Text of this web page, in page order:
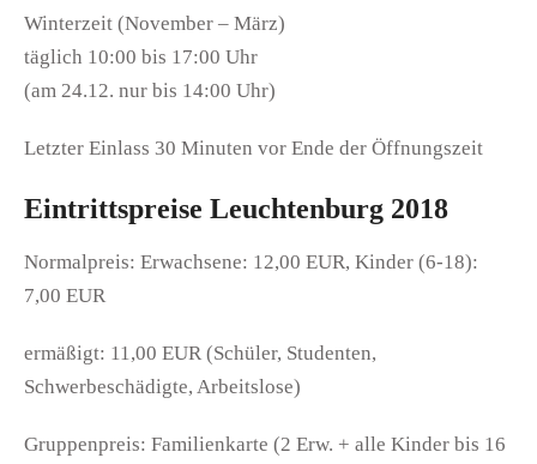
Winterzeit (November – März)
täglich 10:00 bis 17:00 Uhr
(am 24.12. nur bis 14:00 Uhr)
Letzter Einlass 30 Minuten vor Ende der Öffnungszeit
Eintrittspreise Leuchtenburg 2018
Normalpreis: Erwachsene: 12,00 EUR, Kinder (6-18):
7,00 EUR
ermäßigt: 11,00 EUR (Schüler, Studenten,
Schwerbeschädigte, Arbeitslose)
Gruppenpreis: Familienkarte (2 Erw. + alle Kinder bis 16